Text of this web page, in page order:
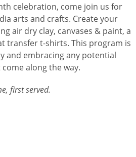
celebration, come join us for
arts and crafts. Create your
air dry clay, canvases & paint, a
transfer t-shirts. This program is
and embracing any potential
along the way.
first served.